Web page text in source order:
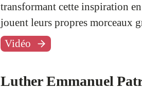
transformant cette inspiration
jouent leurs propres morceaux
Vidéo
Luther Emmanuel